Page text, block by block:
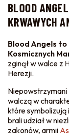
BLOOD
KRWAWYCH
Blood Angels to
Kosmicznych
zginął w walce z
Herezji.
Niepowstrzymani
walczą w
które symbolizują
brali udział w
zakonów, armii